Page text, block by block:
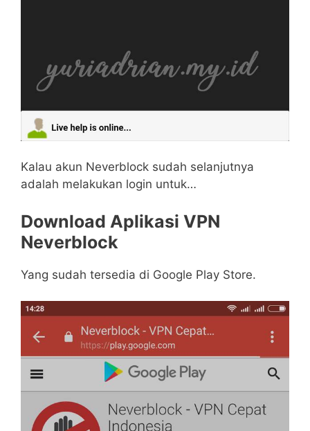
Kalau akun Neverblock sudah selanjutnya
adalah melakukan login untuk…
Download Aplikasi VPN
Neverblock
Yang sudah tersedia di Google Play Store.